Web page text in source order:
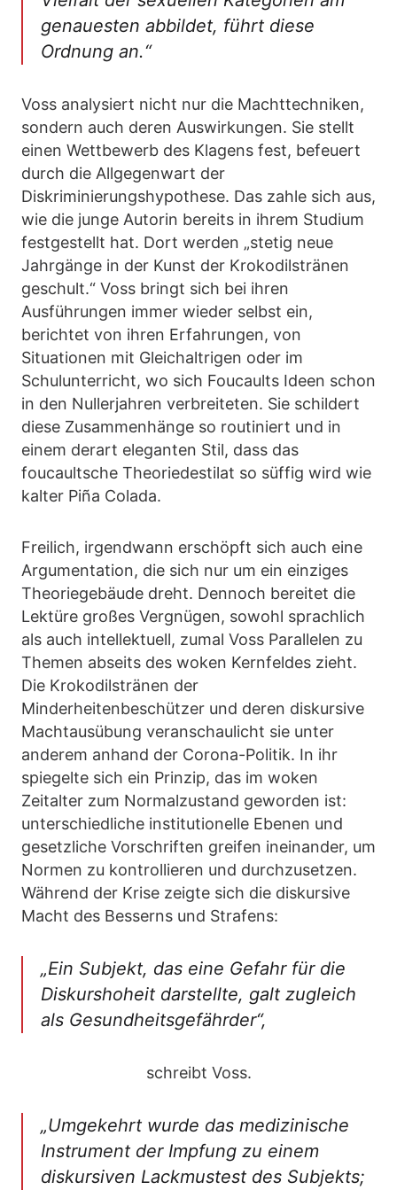
genauesten abbildet, führt diese
Ordnung an.“
Voss analysiert nicht nur die Machttechniken,
sondern auch deren Auswirkungen. Sie stellt
einen Wettbewerb des Klagens fest, befeuert
durch die Allgegenwart der
Diskriminierungshypothese. Das zahle sich aus,
wie die junge Autorin bereits in ihrem Studium
festgestellt hat. Dort werden „stetig neue
Jahrgänge in der Kunst der Krokodilstränen
geschult.“ Voss bringt sich bei ihren
Ausführungen immer wieder selbst ein,
berichtet von ihren Erfahrungen, von
Situationen mit Gleichaltrigen oder im
Schulunterricht, wo sich Foucaults Ideen schon
in den Nullerjahren verbreiteten. Sie schildert
diese Zusammenhänge so routiniert und in
einem derart eleganten Stil, dass das
foucaultsche Theoriedestilat so süffig wird wie
kalter Piña Colada.
Freilich, irgendwann erschöpft sich auch eine
Argumentation, die sich nur um ein einziges
Theoriegebäude dreht. Dennoch bereitet die
Lektüre großes Vergnügen, sowohl sprachlich
als auch intellektuell, zumal Voss Parallelen zu
Themen abseits des woken Kernfeldes zieht.
Die Krokodilstränen der
Minderheitenbeschützer und deren diskursive
Machtausübung veranschaulicht sie unter
anderem anhand der Corona-Politik. In ihr
spiegelte sich ein Prinzip, das im woken
Zeitalter zum Normalzustand geworden ist:
unterschiedliche institutionelle Ebenen und
gesetzliche Vorschriften greifen ineinander, um
Normen zu kontrollieren und durchzusetzen.
Während der Krise zeigte sich die diskursive
Macht des Besserns und Strafens:
„Ein Subjekt, das eine Gefahr für die
Diskurshoheit darstellte, galt zugleich
als Gesundheitsgefährder“,
schreibt Voss.
„Umgekehrt wurde das medizinische
Instrument der Impfung zu einem
diskursiven Lackmustest des Subjekts;